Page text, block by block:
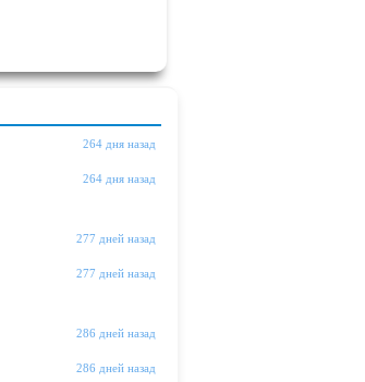
264 дня назад
264 дня назад
277 дней назад
277 дней назад
286 дней назад
286 дней назад